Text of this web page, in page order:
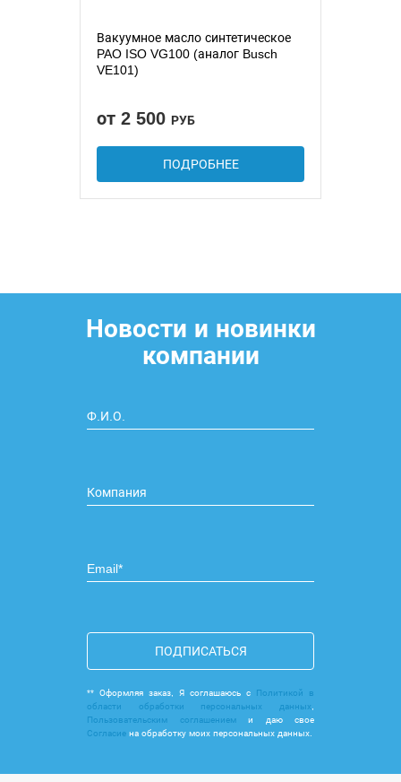
Вакуумное масло синтетическое
PAO ISO VG100 (аналог Busch
VE101)
от 2 500 РУБ
ПОДРОБНЕЕ
Новости и новинки
компании
ПОДПИСАТЬСЯ
** Оформляя заказ, Я соглашаюсь с Политикой в
области обработки персональных данных
Пользовательским соглашениеми даю свое
Согласие на обработку моих персональных данных.